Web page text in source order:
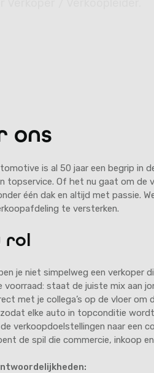
ons
is al 50 jaar een begrip in
topservice. Of het nu gaat om de
één dak en altijd met passie.
te versterken.
rol
je niet simpelweg een
voorraad: staat de juiste mix aan
met je collega’s op de vloer
elke auto in topconditie
verkoopdoelstellingen naar een
de spil die commercie, inkoop